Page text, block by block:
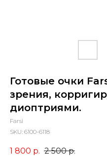
Готовые очки
зрения,
диоптриями.
Farsi
SKU: 6100-6118
1 800 р. 2 500 р.